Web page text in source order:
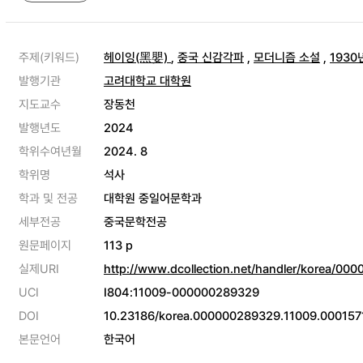
주제(키워드) 헤이잉(黑嬰) , 중국 신감각파 , 모더니즘 소설 , 1930
발행기관
고려대학교 대학원
지도교수
장동천
발행년도
2024
학위수여년월
2024. 8
학위명
석사
학과 및 전공
대학원 중일어문학과
세부전공
중국문학전공
원문페이지
113 p
실제URI
http://www.dcollection.net/handler/korea/
UCI
I804:11009-000000289329
DOI
10.23186/
본문언어
한국어